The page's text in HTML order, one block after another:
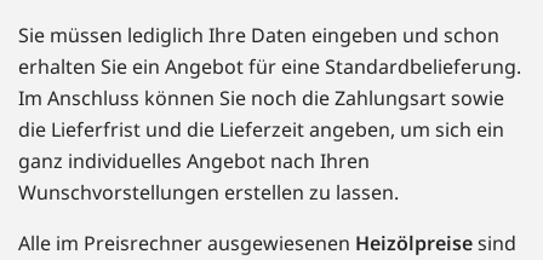
Sie müssen lediglich Ihre Daten eingeben und schon
erhalten Sie ein Angebot für eine Standardbelieferung.
Im Anschluss können Sie noch die Zahlungsart sowie
die Lieferfrist und die Lieferzeit angeben, um sich ein
ganz individuelles Angebot nach Ihren
Wunschvorstellungen erstellen zu lassen.
Alle im Preisrechner ausgewiesenen Heizölpreisesind